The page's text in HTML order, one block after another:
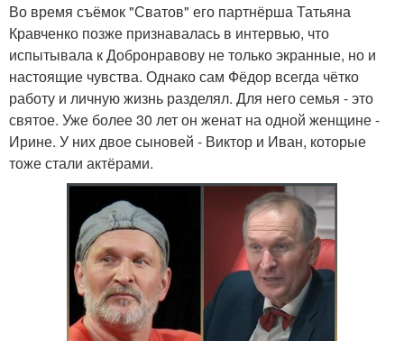
Во время съёмок "Сватов" его партнёрша Татьяна
Кравченко позже признавалась в интервью, что
испытывала к Добронравову не только экранные, но и
настоящие чувства. Однако сам Фёдор всегда чётко
работу и личную жизнь разделял. Для него семья - это
святое. Уже более 30 лет он женат на одной женщине -
Ирине. У них двое сыновей - Виктор и Иван, которые
тоже стали актёрами.